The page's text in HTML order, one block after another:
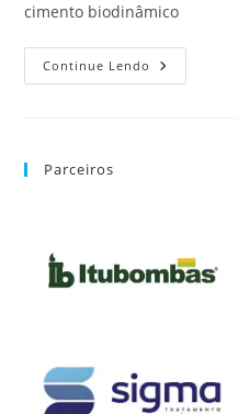
cimento biodinâmico
Continue Lendo
Parceiros